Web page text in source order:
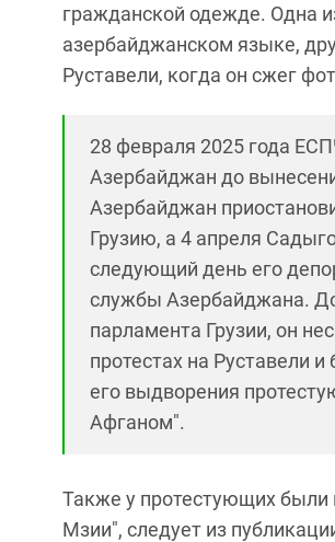
гражданской одежде. Одна
азербайджанском языке,
Руставели, когда он сжег
28 февраля 2025 года
Азербайджан до
Азербайджан
Грузию, а 4 апреля
следующий день его
службы Азербайджана.
парламента Грузии, он
протестах на Руставели
его выдворения
Афганом".
Также у протестующих были
Мзии", следует из